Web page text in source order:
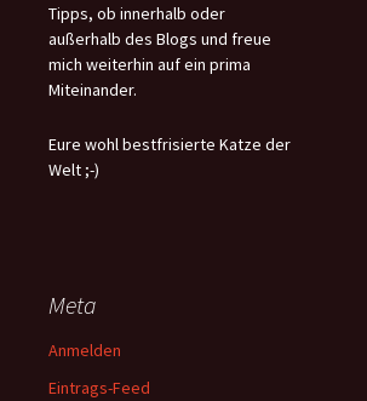
Tipps, ob innerhalb oder
außerhalb des Blogs und freue
mich weiterhin auf ein prima
Miteinander.
Eure wohl bestfrisierte Katze der
Welt ;-)
Meta
Anmelden
Eintrags-Feed